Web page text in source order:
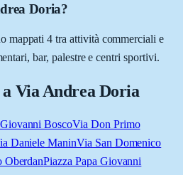
Doria?
mappati 4 tra attività commerciali e
bar, palestre e centri sportivi.
Via Andrea Doria
BoscoVia Don Primo
Daniele ManinVia San Domenico
OberdanPiazza Papa Giovanni